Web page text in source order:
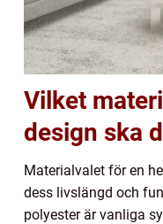
Vilket
design ska
Materialvalet för en
dess livslängd och
polyester är vanliga